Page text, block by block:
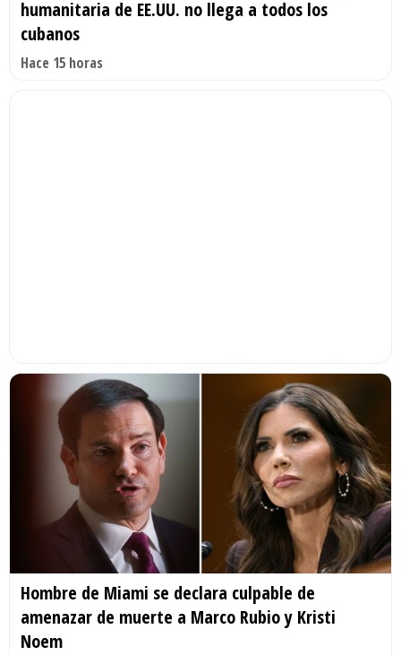
humanitaria de EE.UU. no llega a todos los
cubanos
Hace 15 horas
Hombre de Miami se declara culpable de
amenazar de muerte a Marco Rubio y Kristi
Noem